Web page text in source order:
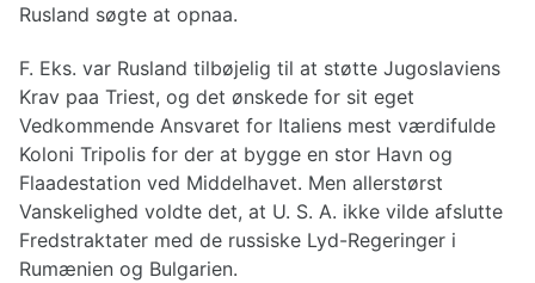
Rusland søgte at opnaa.
F. Eks. var Rusland tilbøjelig til at støtte Jugoslaviens
Krav paa Triest, og det ønskede for sit eget
Vedkommende Ansvaret for Italiens mest værdifulde
Koloni Tripolis for der at bygge en stor Havn og
Flaadestation ved Middelhavet. Men allerstørst
Vanskelighed voldte det, at U. S. A. ikke vilde afslutte
Fredstraktater med de russiske Lyd-Regeringer i
Rumænien og Bulgarien.